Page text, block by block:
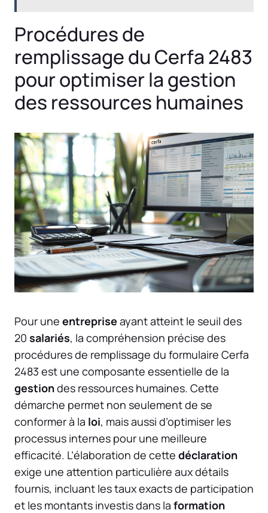
Procédures de
remplissage du Cerfa 2483
pour optimiser la gestion
des ressources humaines
Pour une entreprise ayant atteint le seuil des
20 salariés, la compréhension précise des
procédures de remplissage du formulaire Cerfa
2483 est une composante essentielle de la
gestiondes ressources humaines. Cette
démarche permet non seulement de se
conformer à la loi, mais aussi d’optimiser les
processus internes pour une meilleure
efficacité. L’élaboration de cette déclaration
exige une attention particulière aux détails
fournis, incluant les taux exacts de participation
et les montants investis dans la formation